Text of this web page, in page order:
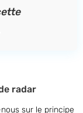
radar
sur le principe